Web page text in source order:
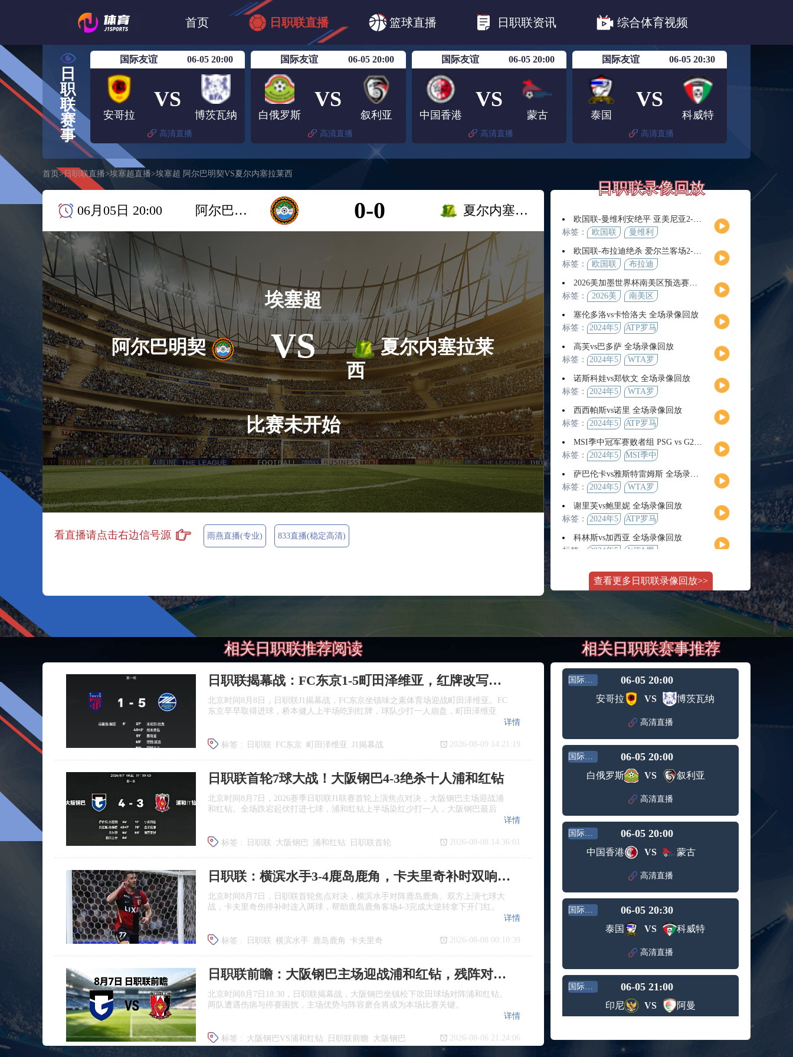
首页 日职联直播 篮球直播 日职联资讯 综合体育视频
日篮B1 日职联 日职联FC东京
日职联广岛三箭
日
职
联
赛
事
国际友谊 06-05 20:00
安哥拉
VS
博茨瓦纳
高清直播
国际友谊 06-05 20:00
白俄罗斯
VS
叙利亚
高清直播
国际友谊 06-05 20:00
中国香港
VS
蒙古
高清直播
国际友谊 06-05 20:30
泰国
VS
科威特
高清直播
首页 >日职联直播>埃塞超直播>埃塞超 阿尔巴明契VS夏尔内塞拉莱西
06月05日 20:00 阿尔巴明契 0-0 夏尔内塞拉莱西
阿尔巴明契
埃塞超
VS
比赛未开始
夏尔内塞拉莱
西
看直播请点击右边信号源 雨燕直播(专业) 833直播(稳定高清)
日职联录像回放
欧国联-曼维利安绝平 亚美尼亚2-2法罗群岛
标签：
欧国联
曼维利
欧国联-布拉迪绝杀 爱尔兰客场2-1逆转芬兰
标签：
欧国联 布拉迪
2026美加墨世界杯南美区预选赛第9轮全场集锦
标签：
2026美
界杯
南美区
塞伦多洛vs卡恰洛夫 全场录像回放
标签：
2024年5
ATP罗马
男单第3
轮
高芙vs巴多萨 全场录像回放
标签：
2024年5
WTA罗
赛女单
第4轮
诺斯科娃vs郑钦文 全场录像回放
标签：
2024年5
WTA罗
赛女单
第3轮
西西帕斯vs诺里 全场录像回放
标签：
2024年5
ATP罗马
男单第3
轮
MSI季中冠军赛败者组 PSG vs G2 全场录像回放
标签：
2024年5
MSI季中
败者组
萨巴伦卡vs雅斯特雷姆斯 全场录像回放
标签：
2024年5
WTA罗
赛女单
第3轮
谢里芙vs鲍里妮 全场录像回放
标签：
2024年5
ATP罗马
女单第2
轮
科林斯vs加西亚 全场录像回放
标签：
2024年5
WTA罗
赛女单
第3轮
斯维托丽娜vs萨巴伦卡 全场录像回放
2024年5
月14日
WTA罗
马公开
纳波利塔诺vs贾里 全场录像回放
男单第3
轮
标签： 2024年5
月11日
WTA1000
罗马大
师赛第3
轮
WTT沙特大满贯女单半决赛 陈梦vs早田希娜 全场录像回放
标签：
2024年5
月11日
WTT沙
贯女单
蒙泰罗vs凯茨曼诺维奇 全场录像回放
大师赛
轮
纳尔迪vs鲁内 全场录像回放
标签： 2024年5
月12日
ATP罗马
大师赛
男单第2
轮
萨卡里vs加里宁娜 全场录像回放
2024年5
WTA罗
马大师
赛女单
第3轮
吉隆vs卢布列夫 全场录像回放
月12日
ATP罗马
大师赛
轮
兹维列夫vs达德尔里 全场录像回放
标签： 2024年5
月13日
ATP罗马
大师赛
男单第3
轮
阿纳尔迪vs贾里 全场录像回放
ATP罗马
大师赛
男单第2
轮
标签： 2024年5
月12日
WTA罗
马大师
赛女单
第3轮
托尔莫vs奥斯塔彭科 全场录像回放
2024年5
WTA罗
赛女单
斯诺克元老斯诺克世锦赛半决赛 伊戈尔-费格雷多vs德拉戈 全场录像回放
标签：
月12日
元老斯
诺克世
锦赛半
决赛
穆纳尔vs诺里 全场录像回放
月12日
ATP罗马
大师赛
男单第2
MSI季中冠军赛胜者组 BLG vs T1 全场录像回放
月12日
冠军赛
KPL春季赛季后赛败者组决赛 重庆狼队 vs 苏州KSG 全场录像回放
查看更多日职联录像回放>>
相关日职联推荐阅读
日职联揭幕战：FC东京1‑5町田泽维亚，红牌改写战局
北京时间8月8日，日职联J1揭幕战，FC东京坐镇味之素体育场迎战町田泽维亚。FC
东京早早取得进球，桥本健人上半场吃到红牌，球队少打一人崩盘，町田泽维亚
标签 : 日职联 FC东京 町田泽维亚 J1揭幕战
详情
2026-08-09 14:21:19
日职联首轮7球大战！大阪钢巴4‑3绝杀十人浦和红钻
北京时间8月7日，2026赛季日职联J1联赛首轮上演焦点对决，大阪钢巴主场迎战浦
和红钻。全场跌宕起伏打进七球，浦和红钻上半场染红少打一人，大阪钢巴最后
标签 : 日职联 大阪钢巴 浦和红钻 日职联首轮
详情
2026-08-08 14:36:01
日职联：横滨水手3‑4鹿岛鹿角，卡夫里奇补时双响上演逆转绝杀
北京时间8月7日，日职联首轮焦点对决，横滨水手对阵鹿岛鹿角。双方上演七球大
战，卡夫里奇伤停补时连入两球，帮助鹿岛鹿角客场4‑3完成大逆转拿下开门红。
标签 : 日职联 横滨水手 鹿岛鹿角 卡夫里奇
详情
2026-08-08 00:10:39
日职联前瞻：大阪钢巴主场迎战浦和红钻，残阵对决看点十足
北京时间8月7日18:30，日职联揭幕战，大阪钢巴坐镇松下吹田球场对阵浦和红钻。
两队遭遇伤病与停赛困扰，主场优势与阵容磨合将成为本场比赛关键。
标签 : 大阪钢巴VS浦和红钻 日职联前瞻 大阪钢巴
详情
2026-08-06 21:24:06
相关日职联赛事推荐
国际友谊 06-05 20:00
安哥拉 VS 博茨瓦纳
高清直播
国际友谊 06-05 20:00
白俄罗斯 VS 叙利亚
高清直播
国际友谊 06-05 20:00
中国香港 VS 蒙古
高清直播
国际友谊 06-05 20:30
泰国 VS 科威特
高清直播
国际友谊 06-05 21:00
印尼 VS 阿曼